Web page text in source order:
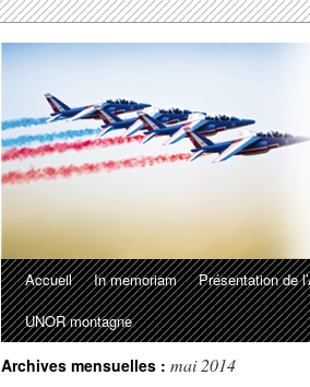
Accueil In memoriam Présentation de
UNOR montagne
Archives mensuelles : mai 2014